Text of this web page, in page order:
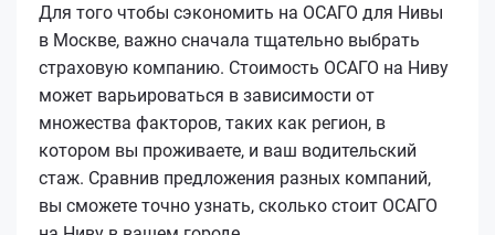
Для того чтобы сэкономить на ОСАГО для Нивы
в Москве, важно сначала тщательно выбрать
страховую компанию. Стоимость ОСАГО на Ниву
может варьироваться в зависимости от
множества факторов, таких как регион, в
котором вы проживаете, и ваш водительский
стаж. Сравнив предложения разных компаний,
вы сможете точно узнать, сколько стоит ОСАГО